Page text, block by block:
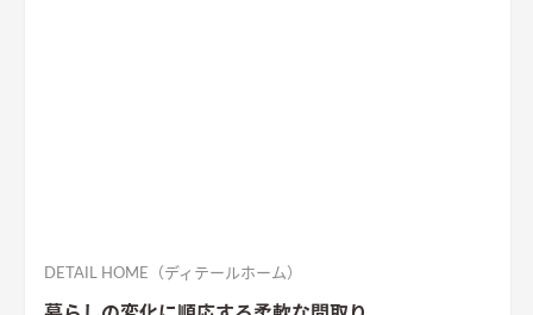
DETAIL HOME（ディテールホーム）